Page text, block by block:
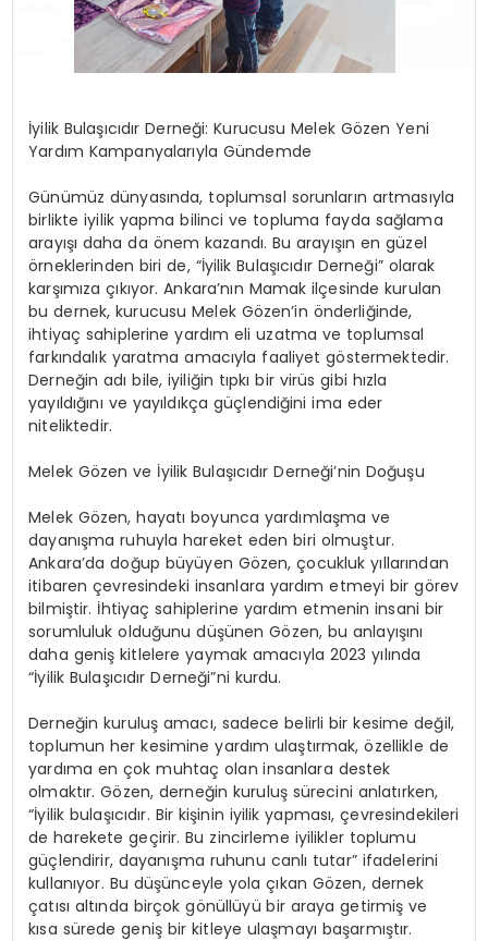
İyilik Bulaşıcıdır Derneği: Kurucusu Melek Gözen Yeni
Yardım Kampanyalarıyla Gündemde
Günümüz dünyasında, toplumsal sorunların artmasıyla
birlikte iyilik yapma bilinci ve topluma fayda sağlama
arayışı daha da önem kazandı. Bu arayışın en güzel
örneklerinden biri de, “İyilik Bulaşıcıdır Derneği” olarak
karşımıza çıkıyor. Ankara’nın Mamak ilçesinde kurulan
bu dernek, kurucusu Melek Gözen’in önderliğinde,
ihtiyaç sahiplerine yardım eli uzatma ve toplumsal
farkındalık yaratma amacıyla faaliyet göstermektedir.
Derneğin adı bile, iyiliğin tıpkı bir virüs gibi hızla
yayıldığını ve yayıldıkça güçlendiğini ima eder
niteliktedir.
Melek Gözen ve İyilik Bulaşıcıdır Derneği’nin Doğuşu
Melek Gözen, hayatı boyunca yardımlaşma ve
dayanışma ruhuyla hareket eden biri olmuştur.
Ankara’da doğup büyüyen Gözen, çocukluk yıllarından
itibaren çevresindeki insanlara yardım etmeyi bir görev
bilmiştir. İhtiyaç sahiplerine yardım etmenin insani bir
sorumluluk olduğunu düşünen Gözen, bu anlayışını
daha geniş kitlelere yaymak amacıyla 2023 yılında
“İyilik Bulaşıcıdır Derneği”ni kurdu.
Derneğin kuruluş amacı, sadece belirli bir kesime değil,
toplumun her kesimine yardım ulaştırmak, özellikle de
yardıma en çok muhtaç olan insanlara destek
olmaktır. Gözen, derneğin kuruluş sürecini anlatırken,
“İyilik bulaşıcıdır. Bir kişinin iyilik yapması, çevresindekileri
de harekete geçirir. Bu zincirleme iyilikler toplumu
güçlendirir, dayanışma ruhunu canlı tutar” ifadelerini
kullanıyor. Bu düşünceyle yola çıkan Gözen, dernek
çatısı altında birçok gönüllüyü bir araya getirmiş ve
kısa sürede geniş bir kitleye ulaşmayı başarmıştır.